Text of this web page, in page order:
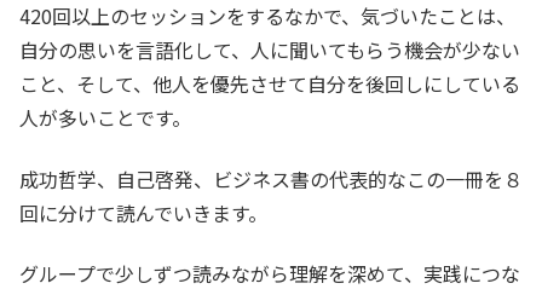
420回以上のセッションをするなかで、気づいたことは、
自分の思いを言語化して、人に聞いてもらう機会が少ない
こと、そして、他人を優先させて自分を後回しにしている
人が多いことです。
成功哲学、自己啓発、ビジネス書の代表的なこの一冊を８
回に分けて読んでいきます。
グループで少しずつ読みながら理解を深めて、実践につな